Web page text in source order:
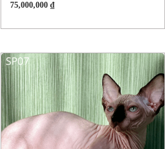
75,000,000 ₫